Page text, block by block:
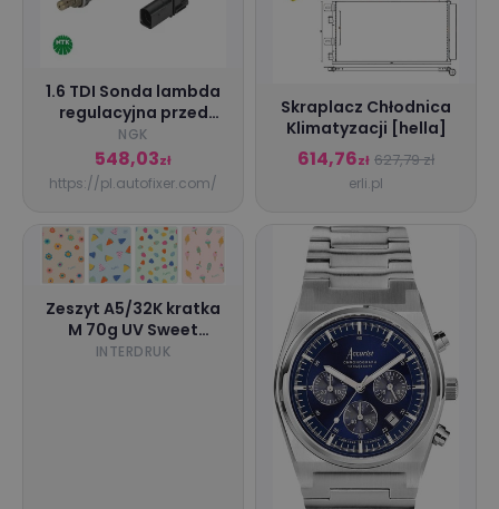
1.6 TDI Sonda lambda
regulacyjna przed
katalizator VW GOLF
VI NGK
NGK
548,03zł
https://pl.autofixer.com/
Skraplacz Chłodnica
Klimatyzacji [hella]
614,76zł 627,79 zł
erli.pl
Zeszyt A5/32K kratka
M 70g UV Sweet
(10szt)
INTERDRUK